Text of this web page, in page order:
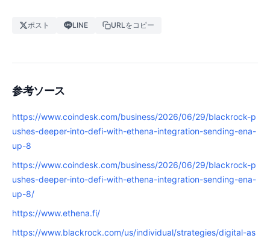
ポスト LINE URLをコピー
参考ソース
https://www.coindesk.com/business/2026/06/29/blackrock-p
ushes-deeper-into-defi-with-ethena-integration-sending-ena-
up-8
https://www.coindesk.com/business/2026/06/29/blackrock-p
ushes-deeper-into-defi-with-ethena-integration-sending-ena-
up-8/
https://www.ethena.fi/
https://www.blackrock.com/us/individual/strategies/digital-as